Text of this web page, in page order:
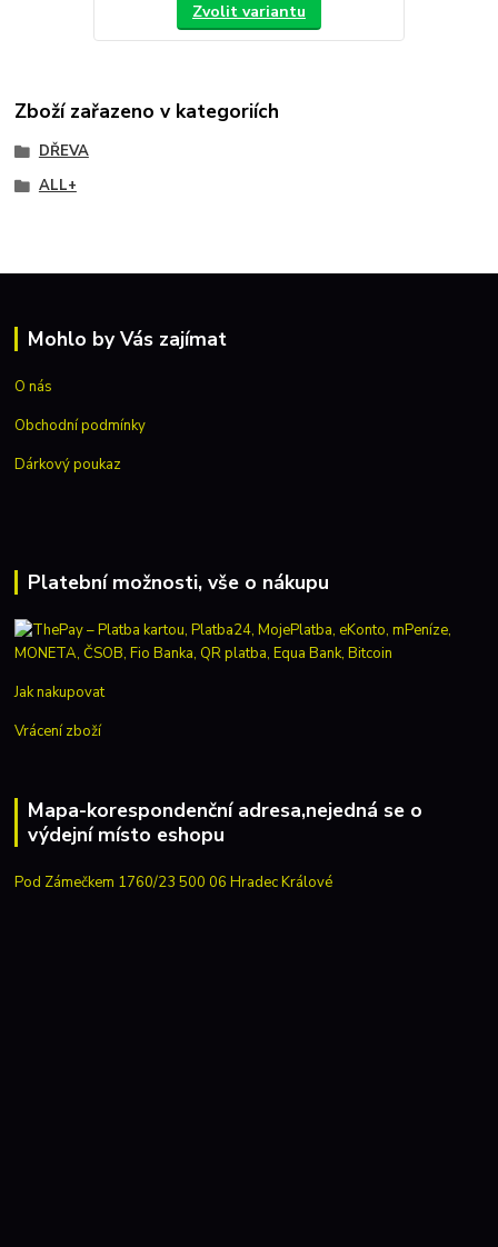
Zvolit variantu
Zboží zařazeno v kategoriích
DŘEVA
ALL+
Mohlo by Vás zajímat
O nás
Obchodní podmínky
Dárkový poukaz
Platební možnosti, vše o nákupu
Jak nakupovat
Vrácení zboží
Mapa-korespondenční adresa,nejedná se o
výdejní místo eshopu
Pod Zámečkem 1760/23 500 06 Hradec Králové